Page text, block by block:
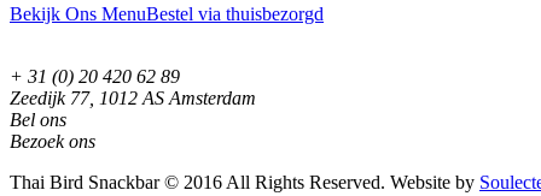
Bekijk Ons MenuBestel via thuisbezorgd
+ 31 (0) 20 420 62 89
Zeedijk 77, 1012 AS Amsterdam
Bel ons
Bezoek ons
Thai Bird Snackbar © 2016 All Rights Reserved. Website by